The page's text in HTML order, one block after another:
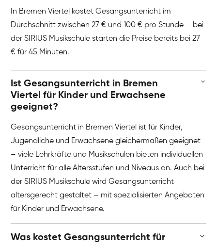
In Bremen Viertel kostet Gesangsunterricht im
Durchschnitt zwischen 27 € und 100 € pro Stunde – bei
der SIRIUS Musikschule starten die Preise bereits bei 27
€ für 45 Minuten.
Ist Gesangsunterricht in Bremen
Viertel für Kinder und Erwachsene
geeignet?
Gesangsunterricht in Bremen Viertel ist für Kinder,
Jugendliche und Erwachsene gleichermaßen geeignet
– viele Lehrkräfte und Musikschulen bieten individuellen
Unterricht für alle Altersstufen und Niveaus an. Auch bei
der SIRIUS Musikschule wird Gesangsunterricht
altersgerecht gestaltet – mit spezialisierten Angeboten
für Kinder und Erwachsene.
Was kostet Gesangsunterricht für